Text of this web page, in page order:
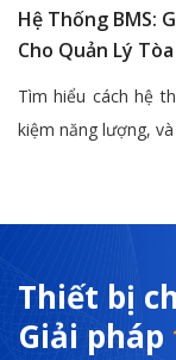
Hệ Thống BMS:
Cho Quản Lý
Tìm hiểu cách hệ
kiệm năng lượng,
Thiết bị
Giải pháp